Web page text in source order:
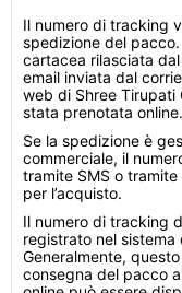
Il numero di tracking
spedizione del
cartacea rilasciata
email inviata dal
web di Shree Tirupati
stata prenotata online.
Se la spedizione è
commerciale, il
tramite SMS o
per l’acquisto.
Il numero di tracking
registrato nel sistema
Generalmente,
consegna del pacco